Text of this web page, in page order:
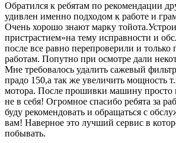
Обратился к ребятам по рекомендации
удивлен именно подходом к работе и
Очень хорошо знают марку
пристрастием»на тему исправности и
после все равно перепроверили и
работам. Попутно при осмотре дали
Мне требовалось удалить сажевый
прадо 150,а так же увеличить мощность
мотора. После прошивки машину просто
не в себя! Огромное спасибо ребята за
буду рекомендовать и обращаться с
вам! Наверное это лучший сервис в
побывать.